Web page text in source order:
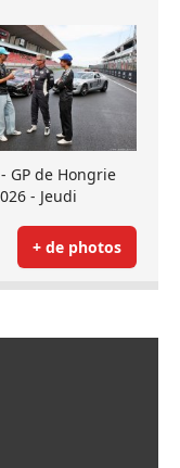
GP de Hongrie
- Jeudi
+ de photos